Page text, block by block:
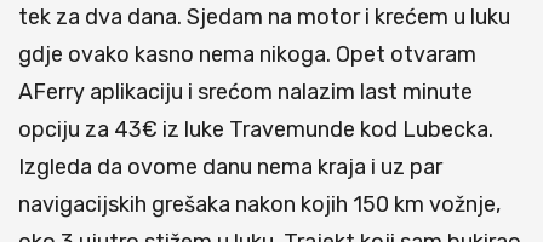
tek za dva dana. Sjedam na motor i krećem u luku
gdje ovako kasno nema nikoga. Opet otvaram
AFerry aplikaciju i srećom nalazim last minute
opciju za 43€ iz luke Travemunde kod Lubecka.
Izgleda da ovome danu nema kraja i uz par
navigacijskih grešaka nakon kojih 150 km vožnje,